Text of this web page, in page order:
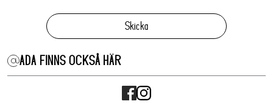
Skicka
ADA FINNS OCKSÅ HÄR